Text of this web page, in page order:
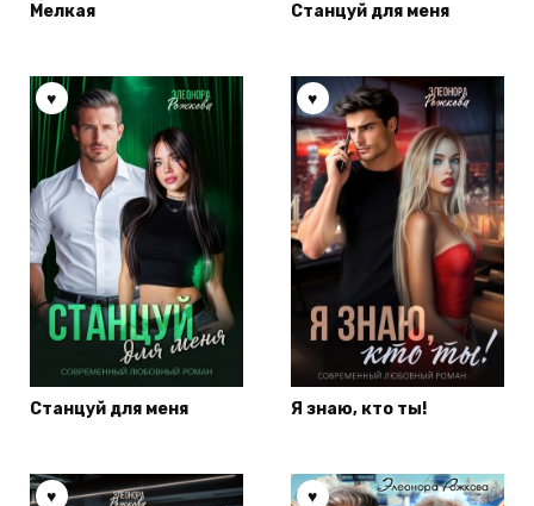
Мелкая Станцуй для меня
Станцуй для меня Я знаю, кто ты!